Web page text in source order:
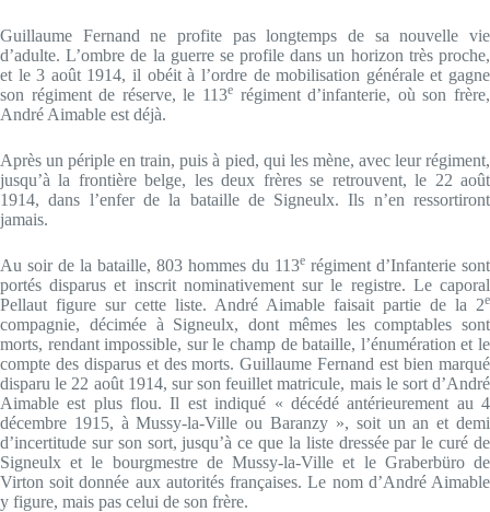
Guillaume Fernand ne profite pas longtemps de sa nouvelle vie
d’adulte. L’ombre de la guerre se profile dans un horizon très proche,
et le 3 août 1914, il obéit à l’ordre de mobilisation générale et gagne
son régiment de réserve, le 113e régiment d’infanterie, où son frère,
André Aimable est déjà.
Après un périple en train, puis à pied, qui les mène, avec leur régiment,
jusqu’à la frontière belge, les deux frères se retrouvent, le 22 août
1914, dans l’enfer de la bataille de Signeulx. Ils n’en ressortiront
jamais.
Au soir de la bataille, 803 hommes du 113e régiment d’Infanterie sont
portés disparus et inscrit nominativement sur le registre. Le caporal
Pellaut figure sur cette liste. André Aimable faisait partie de la 2e
compagnie, décimée à Signeulx, dont mêmes les comptables sont
morts, rendant impossible, sur le champ de bataille, l’énumération et le
compte des disparus et des morts. Guillaume Fernand est bien marqué
disparu le 22 août 1914, sur son feuillet matricule, mais le sort d’André
Aimable est plus flou. Il est indiqué « décédé antérieurement au 4
décembre 1915, à Mussy-la-Ville ou Baranzy », soit un an et demi
d’incertitude sur son sort, jusqu’à ce que la liste dressée par le curé de
Signeulx et le bourgmestre de Mussy-la-Ville et le Graberbüro de
Virton soit donnée aux autorités françaises. Le nom d’André Aimable
y figure, mais pas celui de son frère.